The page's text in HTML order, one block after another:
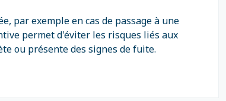
par exemple en cas de passage à une
permet d'éviter les risques liés aux
ou présente des signes de fuite.